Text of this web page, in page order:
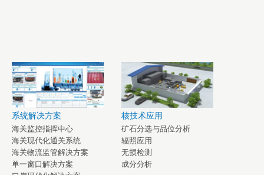
系统解决方案
海关监控指挥中心
海关现代化通关系统
海关物流监管解决方案
单一窗口解决方案
核技术应用
矿石分选与品位分析
辐照应用
无损检测
成分分析